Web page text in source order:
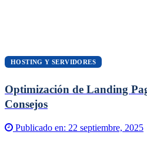
HOSTING Y SERVIDORES
Optimización de Landing
Consejos
Publicado en: 22 septiembre, 2025